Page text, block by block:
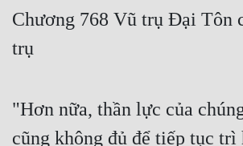
Free
Hậu Cung
Truyện Dịch
Truyện Nhập Môn
Chương 768 Vũ trụ Đại Tôn
trụ
"Hơn nữa, thần lực của
cũng không đủ để tiếp tục trì